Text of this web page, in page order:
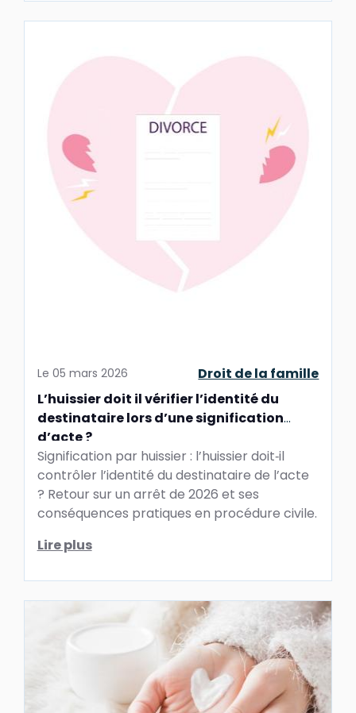
Le 05 mars 2026
Droit de la famille
L’huissier doit il vérifier l’identité du
destinataire lors d’une signification
d’acte ?
Signification par huissier : l’huissier doit‑il
contrôler l’identité du destinataire de l’acte
? Retour sur un arrêt de 2026 et ses
conséquences pratiques en procédure civile.
Lire plus